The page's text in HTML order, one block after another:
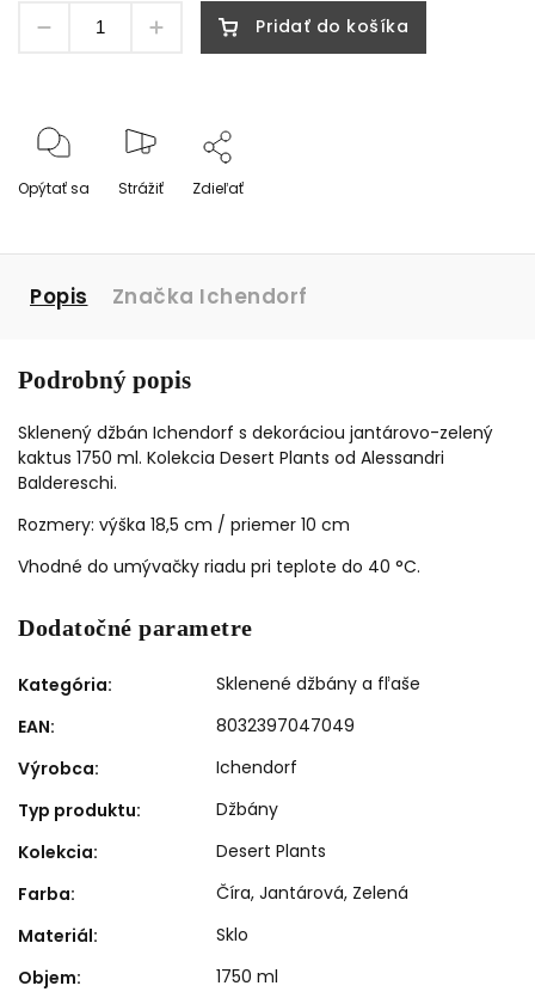
Pridať do košíka
Opýtať sa Strážiť Zdieľať
Popis Značka Ichendorf
Podrobný popis
Sklenený džbán Ichendorf s dekoráciou jantárovo-zelený
kaktus 1750 ml. Kolekcia Desert Plants od Alessandri
Baldereschi.
Rozmery: výška 18,5 cm / priemer 10 cm
Vhodné do umývačky riadu pri teplote do 40 °C.
Dodatočné parametre
Kategória:
Sklenené džbány a fľaše
EAN:
8032397047049
Výrobca:
Ichendorf
Typ produktu:
Džbány
Kolekcia:
Desert Plants
Farba: Číra, Jantárová, Zelená
Materiál:
Sklo
Objem: 1750 ml